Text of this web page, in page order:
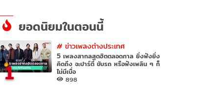
ยอดนิยมในตอนนี้
1
# ข่าวเพลงต่างประเทศ
5 เพลงสากลสุดฮิตตลอดกาล ยิ่งฟังยิ่ง
คิดถึง จะปาร์ตี้ ขับรถ หรือฟังเพลิน ๆ ก็
ไม่มีเบื่อ
898